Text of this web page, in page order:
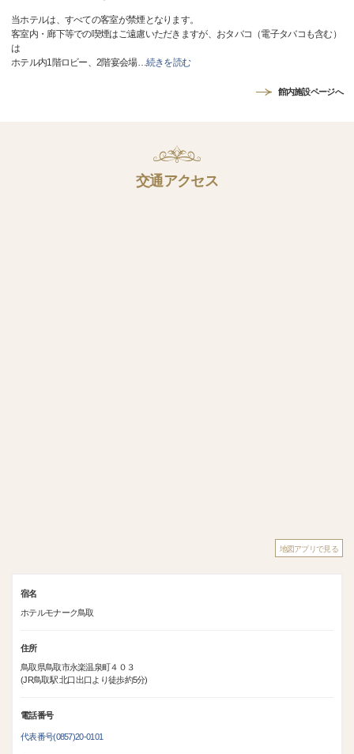
当ホテルは、すべての客室が禁煙となります。
客室内・廊下等での喫煙はご遠慮いただきますが、おタバコ（電子タバコも含む）
は
ホテル内1階ロビー、2階宴会場…続きを読む
館内施設ページへ
交通アクセス
地図アプリで見る
宿名
ホテルモナーク鳥取
住所
鳥取県鳥取市永楽温泉町４０３
(JR鳥取駅 北口出口より徒歩約5分)
電話番号
代表番号(0857)20-0101